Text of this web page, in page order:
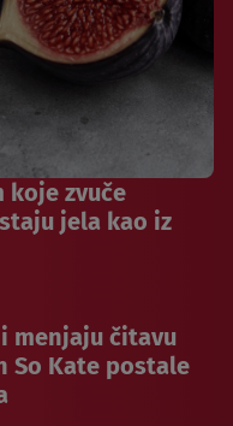
koje zvuče
jela kao iz
menjaju čitavu
So Kate postale